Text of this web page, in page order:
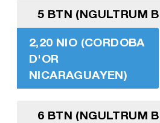
5 BTN (NGULTRUM
2,20 NIO (CORDOBA
D'OR
NICARAGUAYEN)
6 BTN (NGULTRUM